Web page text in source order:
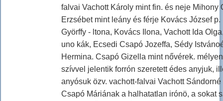
falvai Vachott Károly mint fin. és neje Mihony
Erzsébet mint leány és férje Kovács József
Györffy - ltona, Kovács Ilona, Vachott Ida
uno kák, Ecsedi Csapó Jozeffa, Sédy
Hermina. Csapó Gizella mint nővérek.
szívvel jelentik forrón szeretett édes anyjuk,
anyósuk özv. vachott-falvai Vachott
Csapó Máriának a halhatatlan irónö, a sokat